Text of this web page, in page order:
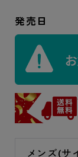
発売日
メンズ(サ